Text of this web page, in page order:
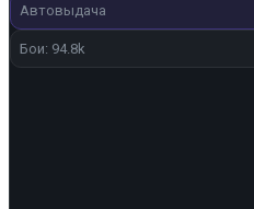
Автовыдача
Бои: 94.8k